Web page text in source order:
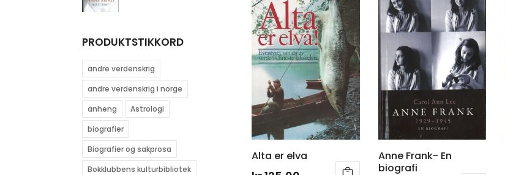
Alta er elva
Anne Frank- En
biografi
PRODUKTSTIKKORD
andre verdenskrig
andre verdenskrig i norge
anheng
Astrologi
biografier
Biografier og sakprosa
Bokklubbens kulturbibliotek